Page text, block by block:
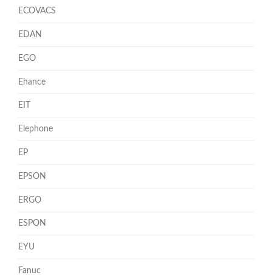
ECOVACS
EDAN
EGO
Ehance
EIT
Elephone
EP
EPSON
ERGO
ESPON
EYU
Fanuc